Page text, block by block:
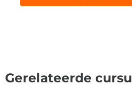
Gerelateerde